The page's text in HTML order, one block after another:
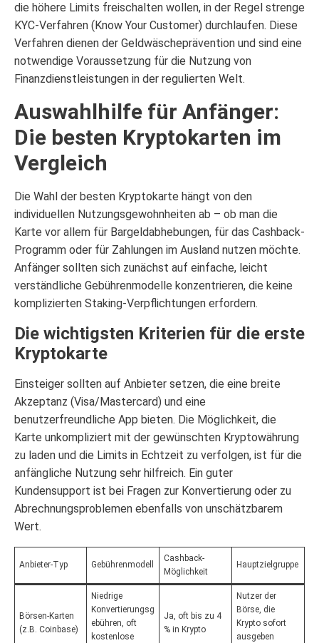
die höhere Limits freischalten wollen, in der Regel strenge
KYC-Verfahren (Know Your Customer) durchlaufen. Diese
Verfahren dienen der Geldwäscheprävention und sind eine
notwendige Voraussetzung für die Nutzung von
Finanzdienstleistungen in der regulierten Welt.
Auswahlhilfe für Anfänger:
Die besten Kryptokarten im
Vergleich
Die Wahl der besten Kryptokarte hängt von den
individuellen Nutzungsgewohnheiten ab – ob man die
Karte vor allem für Bargeldabhebungen, für das Cashback-
Programm oder für Zahlungen im Ausland nutzen möchte.
Anfänger sollten sich zunächst auf einfache, leicht
verständliche Gebührenmodelle konzentrieren, die keine
komplizierten Staking-Verpflichtungen erfordern.
Die wichtigsten Kriterien für die erste
Kryptokarte
Einsteiger sollten auf Anbieter setzen, die eine breite
Akzeptanz (Visa/Mastercard) und eine
benutzerfreundliche App bieten. Die Möglichkeit, die
Karte unkompliziert mit der gewünschten Kryptowährung
zu laden und die Limits in Echtzeit zu verfolgen, ist für die
anfängliche Nutzung sehr hilfreich. Ein guter
Kundensupport ist bei Fragen zur Konvertierung oder zu
Abrechnungsproblemen ebenfalls von unschätzbarem
Wert.
Anbieter-Typ Gebührenmodell
Cashback-
Möglichkeit
Hauptzielgruppe
Börsen-Karten
(z.B. Coinbase)
Niedrige
Konvertierungsg
ebühren, oft
kostenlose
Ja, oft bis zu 4
% in Krypto
Nutzer der
Börse, die
Krypto sofort
ausgeben